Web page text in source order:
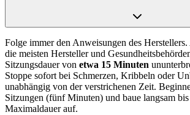
Folge immer den Anweisungen des
die meisten Hersteller und
Sitzungsdauer von etwa 15 Minuten
Stoppe sofort bei Schmerzen, Kribbeln oder
unabhängig von der verstrichenen Zeit.
Sitzungen (fünf Minuten) und baue langsam
Maximaldauer auf.